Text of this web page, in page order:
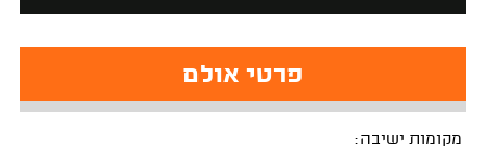
פרטי אולם
מקומות ישיבה: